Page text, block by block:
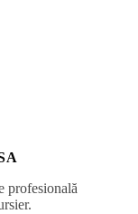
profesională